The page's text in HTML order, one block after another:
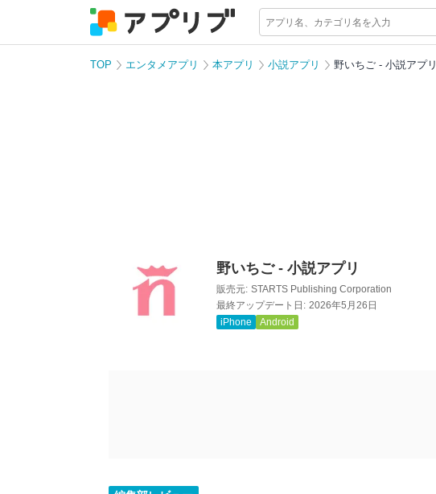
TOP エンタメアプリ 本アプリ 小説アプリ 野いちご - 小説アプリ
野いちご - 小説アプリ
販売元: STARTS Publishing Corporation
最終アップデート日: 2026年5月26日
iPhone
Android